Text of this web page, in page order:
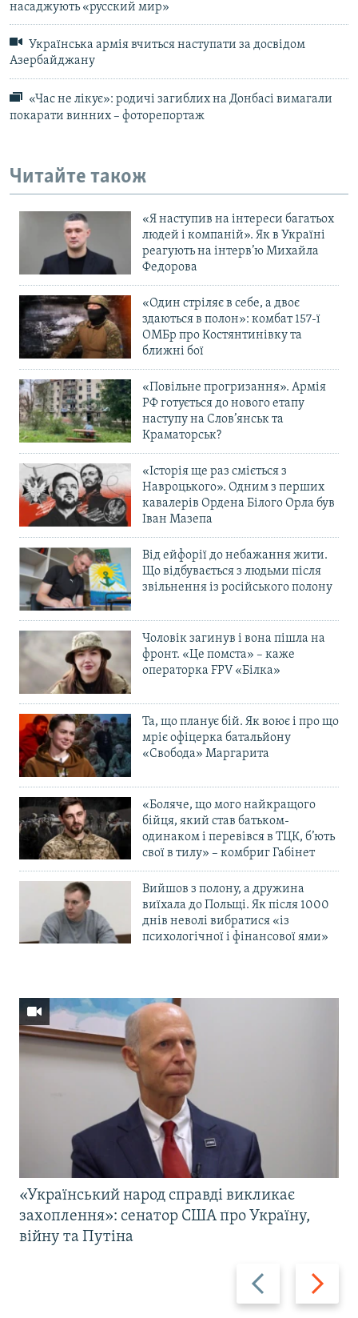
насаджують «русский мир»
Українська армія вчиться наступати за досвідом
Азербайджану
«Час не лікує»: родичі загиблих на Донбасі вимагали
покарати винних – фоторепортаж
Читайте також
«Я наступив на інтереси багатьох
людей і компаній». Як в Україні
реагують на інтерв’ю Михайла
Федорова
«Один стріляє в себе, а двоє
здаються в полон»: комбат 157-ї
ОМБр про Костянтинівку та
ближні бої
«Повільне прогризання». Армія
РФ готується до нового етапу
наступу на Слов’янськ та
Краматорськ?
«Історія ще раз сміється з
Навроцького». Одним з перших
кавалерів Ордена Білого Орла був
Іван Мазепа
Від ейфорії до небажання жити.
Що відбувається з людьми після
звільнення із російського полону
Чоловік загинув і вона пішла на
фронт. «Це помста» – каже
операторка FPV «Білка»
Та, що планує бій. Як воює і про що
мріє офіцерка батальйону
«Свобода» Маргарита
«Боляче, що мого найкращого
бійця, який став батьком-
одинаком і перевівся в ТЦК, б’ють
свої в тилу» – комбриг Габінет
Вийшов з полону, а дружина
виїхала до Польщі. Як після 1000
днів неволі вибратися «із
психологічної і фінансової ями»
Назад Вперед
«Український народ справді викликає
захоплення»: сенатор США про Україну,
війну та Путіна